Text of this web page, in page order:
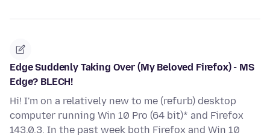
Edge Suddenly Taking Over (My Beloved Firefox) - MS
Edge? BLECH!
Hi! I'm on a relatively new to me (refurb) desktop
computer running Win 10 Pro (64 bit)* and Firefox
143.0.3. In the past week both Firefox and Win 10